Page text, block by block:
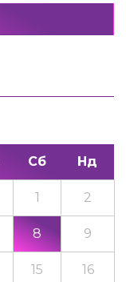
Сб Нд
1 2
8 9
15 16